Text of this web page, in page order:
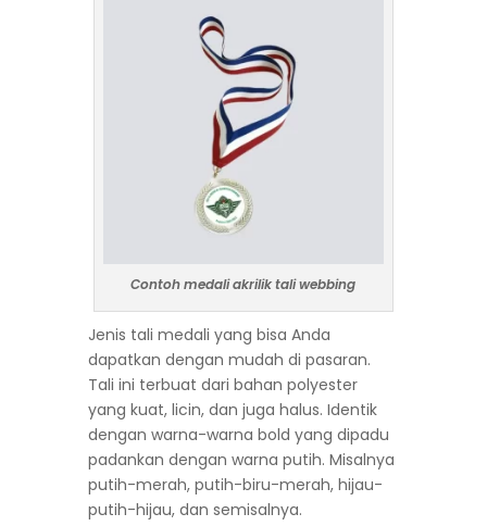
Contoh medali akrilik tali webbing
Jenis tali medali yang bisa Anda
dapatkan dengan mudah di pasaran.
Tali ini terbuat dari bahan polyester
yang kuat, licin, dan juga halus. Identik
dengan warna-warna bold yang dipadu
padankan dengan warna putih. Misalnya
putih-merah, putih-biru-merah, hijau-
putih-hijau, dan semisalnya.